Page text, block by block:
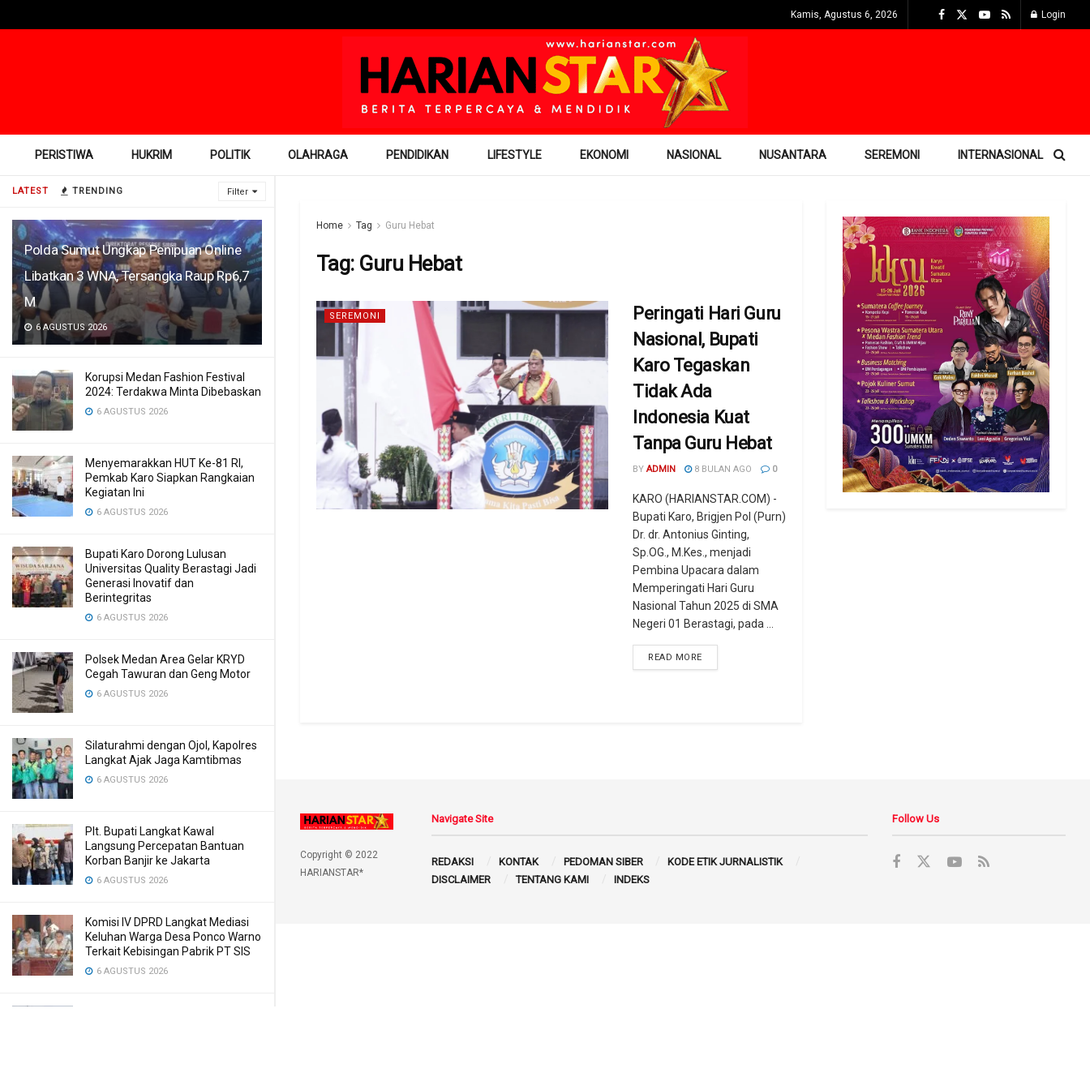
LATEST TRENDING Filter
Polda Sumut Ungkap Penipuan Online
Libatkan 3 WNA, Tersangka Raup Rp6,7
M
6 AGUSTUS 2026
Korupsi Medan Fashion Festival
2024: Terdakwa Minta Dibebaskan
6 AGUSTUS 2026
Menyemarakkan HUT Ke-81 RI,
Pemkab Karo Siapkan Rangkaian
Kegiatan Ini
6 AGUSTUS 2026
Bupati Karo Dorong Lulusan
Universitas Quality Berastagi Jadi
Generasi Inovatif dan
Berintegritas
6 AGUSTUS 2026
Polsek Medan Area Gelar KRYD
Cegah Tawuran dan Geng Motor
6 AGUSTUS 2026
Silaturahmi dengan Ojol, Kapolres
Langkat Ajak Jaga Kamtibmas
6 AGUSTUS 2026
Plt. Bupati Langkat Kawal
Langsung Percepatan Bantuan
Korban Banjir ke Jakarta
6 AGUSTUS 2026
Komisi IV DPRD Langkat Mediasi
Keluhan Warga Desa Ponco Warno
Terkait Kebisingan Pabrik PT SIS
6 AGUSTUS 2026
Kamis, Agustus 6, 2026 Login
PERISTIWA HUKRIM POLITIK OLAHRAGA PENDIDIKAN LIFESTYLE EKONOMI NASIONAL NUSANTARA SEREMONI INTERNASIONAL
Home Tag Guru Hebat
Tag: Guru Hebat
SEREMONI
Peringati Hari Guru
Nasional, Bupati
Karo Tegaskan
Tidak Ada
Indonesia Kuat
Tanpa Guru Hebat
BY ADMIN 8 BULAN AGO 0
KARO (HARIANSTAR.COM) -
Bupati Karo, Brigjen Pol (Purn)
Dr. dr. Antonius Ginting,
Sp.OG., M.Kes., menjadi
Pembina Upacara dalam
Memperingati Hari Guru
Nasional Tahun 2025 di SMA
Negeri 01 Berastagi, pada ...
READ MORE
Copyright © 2022
HARIANSTAR*
Navigate Site
REDAKSI KONTAK PEDOMAN SIBER
KODE ETIK JURNALISTIK
DISCLAIMER
TENTANG KAMI INDEKS
Follow Us